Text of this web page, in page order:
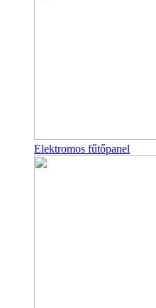
Elektromos fűtőpanel